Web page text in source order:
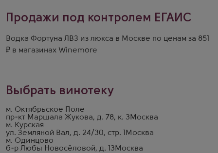
Продажи под контролем ЕГАИС
Водка Фортуна ЛВЗ из люкса в Москве по ценам за 851
₽ в магазинах Winemore
Выбрать винотеку
м. Октябрьское Поле
пр-кт Маршала Жукова, д. 78, к. 3 Москва
м. Курская
ул. Земляной Вал, д. 24/30, стр. 1
Москва
м. Одинцово
б-р Любы Новосёловой, д. 13 Москва